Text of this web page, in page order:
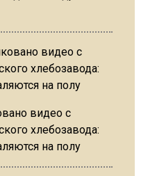
видео с
хлебозавода:
на полу